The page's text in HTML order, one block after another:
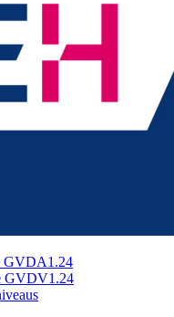
GVDA1.24
GVDV1.24